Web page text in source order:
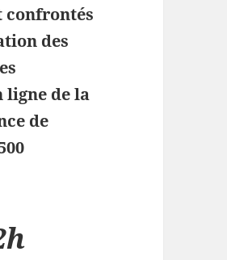
confrontés
des
ligne de la
de